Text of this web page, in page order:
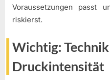
Voraussetzungen passt
riskierst.
Wichtig:
Druckintensität